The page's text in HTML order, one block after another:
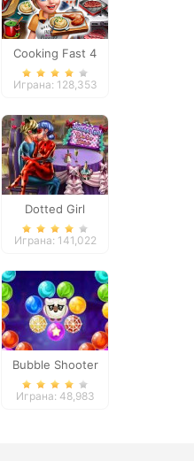
Cooking Fast 4
Steak
Играна: 128,353
Dotted Girl
Valentine Dinner
Играна: 141,022
Bubble Shooter
Witch Tower
Играна: 48,983